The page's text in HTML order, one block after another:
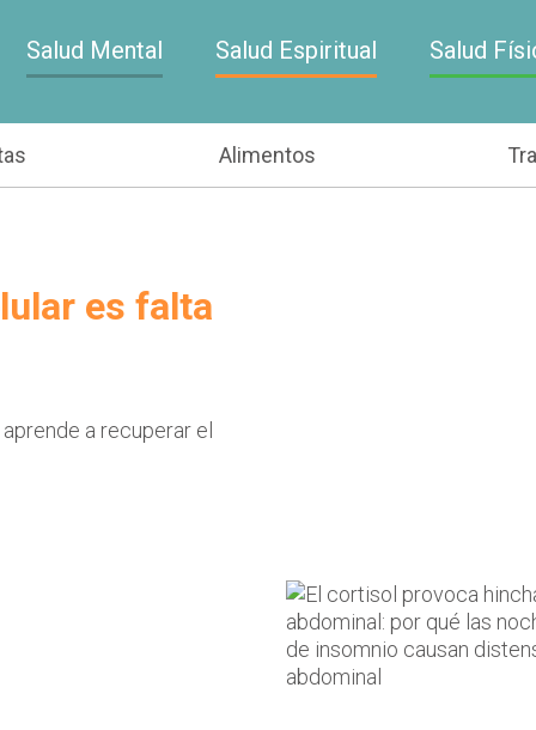
Salud Mental Salud Espiritual Salud
Alimentos
es falta
a recuperar el